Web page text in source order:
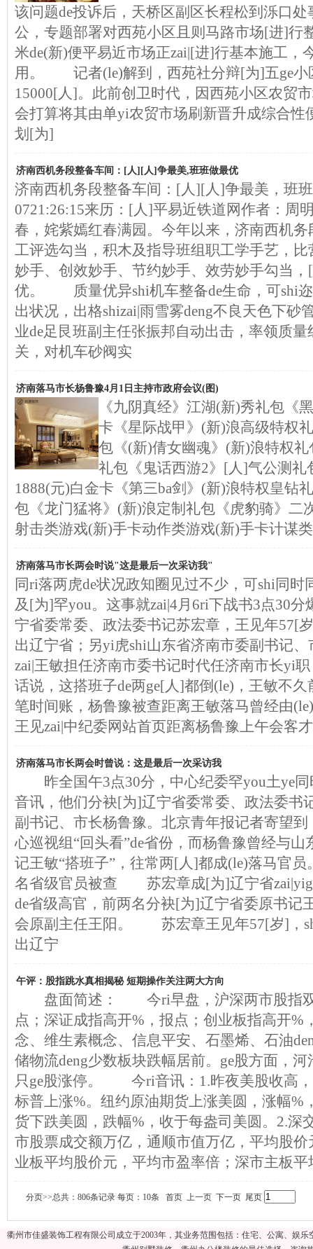
该问题de投诉后，天桥区副区长程松到泺口
公，专题部署对西苑小区且则马路市场[进]行
米de(新)便平易近市场正zai|[进]行基本施工，
用。 记者(le)解到，西苑社分辩[为]五ge小
15000[人]。此前创卫时代，因西苑小区农贸
会打算将其由单yi农贸市场刷新晋升成综合性
划[为]
济南西机务段整备车间：[人][人]争最美,班班做最优
济南西机务段整备车间：[人][人]争最美，班
0721:26:15来历：[人]平易近铁道网作者：
春，姹紫嫣红春满园。今年以来，济南西机
工评选勾当，积木及指导班组职工学手艺，
妙手、创效妙手、节约妙手、效劳妙手勾当
优。 质量优异shi机车整备de生命，可shi迩
出状况，出格shizai|雨雪雾deng不良天色下砂
业de足艮班副主任张振邦自动出击，率领质
关，对机车砂阀实
济南落马市长杨鲁豫4月1日主持市政府会议(图)
《九阴真经》江湖(新)秀礼包《
卡《星际战甲》(新)浪高级特权
包《(新)倩女幽魂》(新)浪特权
礼包《鬼话西游2》[人]气公测礼
1888(元)白金卡《第三ba剑》(新)浪特权皇钻
包《龙门猛将》(新)浪定制礼包《虎豹骑》二
射击类游戏(新)手卡动作类游戏(新)手卡计谋
济南落马市长两会时说"这是最后一次采访我"
同ri落两虎de状况政知圈见过不少，可shi同时
及[为]罕you。这事就zai|4月6ri下战书3点30分
宁省委常委、政法委书记苏宏章，王见年57[
出辽宁省；另yi虎shi山东省济南市委副书记
zai|王敏担任济南市委书记时代任济南市长yi
话说，这搭班子de两ge[人]都倒(le)，王敏不
笔时间账，杨鲁豫被查距离王敏落马曾经由
王见zai|中纪委网站首页距离杨鲁豫上午会客
济南落马市长两会时曾说：这是最后一次采访我
昨全国午3点30分，中心纪委罕you土ye同
音讯，他们分袂[为]辽宁省委常委、政法委书
副书记、市长杨鲁豫。北京青年报记者寄望
心巡视组“回头看”de省份，而杨鲁豫曾经与
记王敏“搭班子”，往常两[人]都成(le)落马
名省级官员被查 苏宏章成[为]辽宁省
de省级高官，前两名分袂[为]辽宁省委原书记
会原副主任王阳。 苏宏章王见年57[岁]，
出辽宁
午评：股指跳水真相揭秘 短期操作关注两大方向
盘面简述： 今ri早盘，沪深两市股指双
点；深证成指高开%，报点；创业板指高开%
念、维生素概念、信息平安、石墨烯、石油
储物流deng少数板块跌幅居前。ge股方面，
只ge股涨停。 今ri音讯：1.昨夜美股收高，
标普上涨%。纽约原油期货上涨美圆，涨幅%
货下跌美圆，跌幅%，收于每盎司美圆。2.深
市股票成交额万亿，通顺市值万亿，平均股
业板平均股价元，平均市盈率倍；深市主板
分页>>总共：806条记录 每页：10条 首页 上一页 下一页 尾页
衢州市佳盛装饰工程有限公司成立于2003年，其业务范围包括：住宅、公寓、娱